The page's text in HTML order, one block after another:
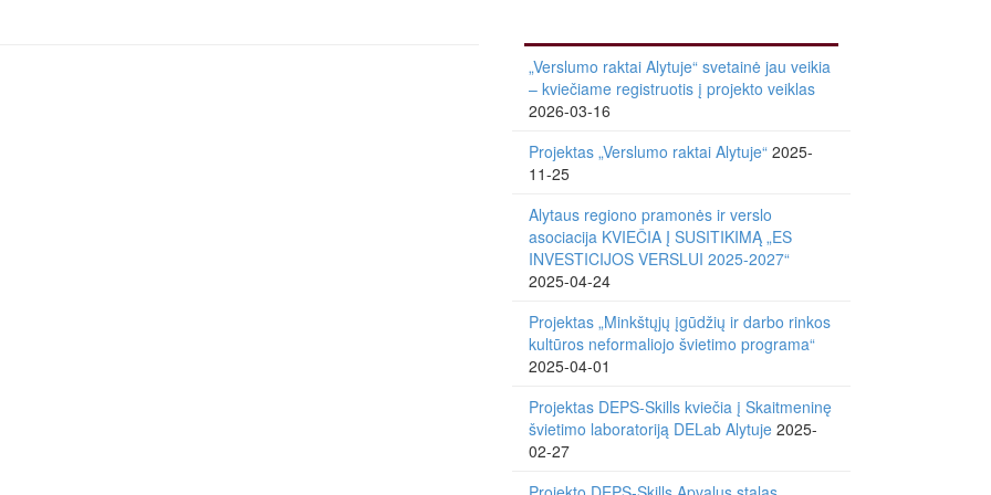
„Verslumo raktai Alytuje“ svetainė jau veikia
– kviečiame registruotis į projekto veiklas
2026-03-16
Projektas „Verslumo raktai Alytuje“ 2025-
11-25
Alytaus regiono pramonės ir verslo
asociacija KVIEČIA Į SUSITIKIMĄ „ES
INVESTICIJOS VERSLUI 2025-2027“
2025-04-24
Projektas „Minkštųjų įgūdžių ir darbo rinkos
kultūros neformaliojo švietimo programa“
2025-04-01
Projektas DEPS-Skills kviečia į Skaitmeninę
švietimo laboratoriją DELab Alytuje 2025-
02-27